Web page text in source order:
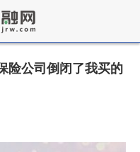
险公司倒闭了我买的